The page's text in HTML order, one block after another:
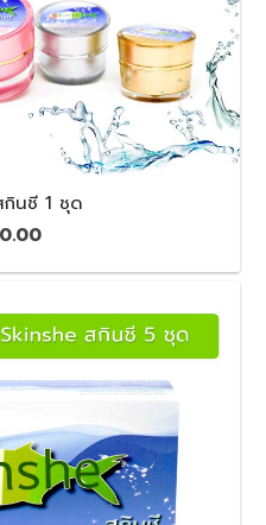
นชี 1 ชุด